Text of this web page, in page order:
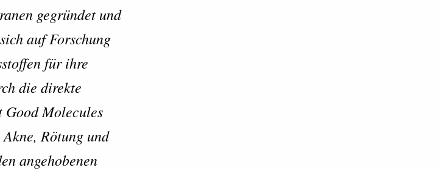
gegründet und
auf Forschung
für ihre
die direkte
Good Molecules
Rötung und
angehobenen